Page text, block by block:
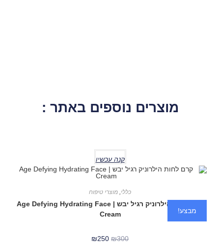
מוצרים נוספים באתר :
קנה עכשיו
מבצע!
כללי מוצרי טיפוח
קרם לחות הילרוניק רגיל יבש | Age Defying Hydrating Face
Cream
₪300
₪250